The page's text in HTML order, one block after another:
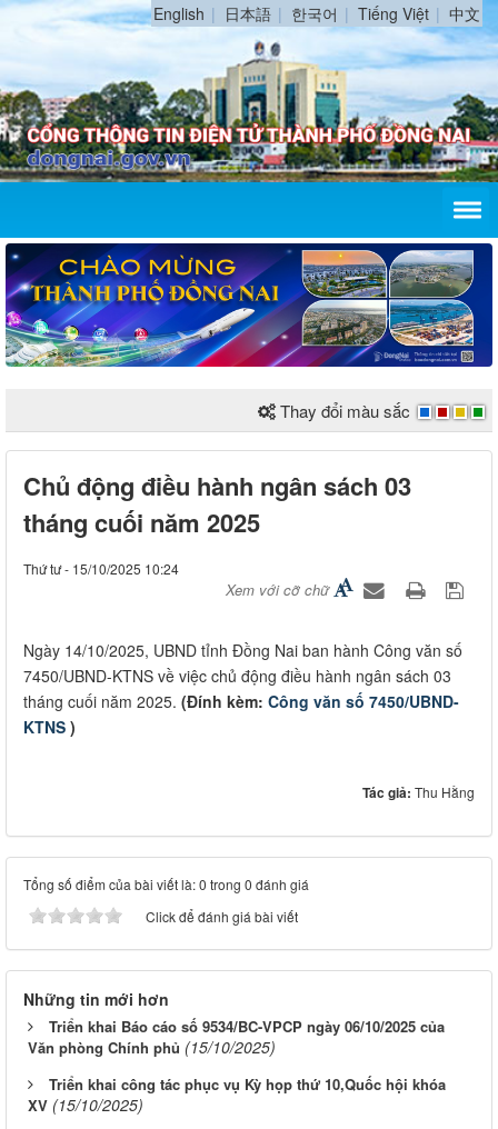
English 日本語 한국어 Tiếng Việt 中文
Thay đổi màu sắc
Chủ động điều hành ngân sách 03
tháng cuối năm 2025
Thứ tư - 15/10/2025 10:24
Xem với cỡ chữ
Ngày 14/10/2025, UBND tỉnh Đồng Nai ban hành Công văn số
7450/UBND-KTNS về việc chủ động điều hành ngân sách 03
tháng cuối năm 2025. (Đính kèm: Công văn số 7450/UBND-
KTNS )
Tác giả: Thu Hằng
Tổng số điểm của bài viết là: 0 trong 0 đánh giá
Click để đánh giá bài viết
Những tin mới hơn
Triển khai Báo cáo số 9534/BC-VPCP ngày 06/10/2025 của
Văn phòng Chính phủ (15/10/2025)
Triển khai công tác phục vụ Kỳ họp thứ 10,Quốc hội khóa
XV (15/10/2025)